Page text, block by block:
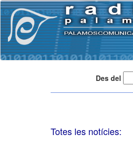
Des del
Totes les notícies: